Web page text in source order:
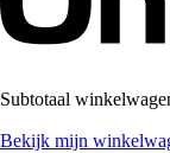
Subtotaal
Bekijk mijn